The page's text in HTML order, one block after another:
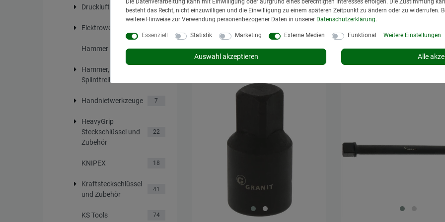
Druckluftwerkzeuge 10
Elektrowerkzeuge
Hammer 30
Hammer, Meißel und
Splinttreiber
Handnietwerkzeuge 7
HeavyGrip
Steckschlüssel und
Zubehör
22
KNIPEX 18
Kraftsteckschlüssel
und Zubehör
41
KS Tools 74
Nm
111,95 € *
Lieferzeit: 1 bis 3 Tage*
In den Warenkorb
16,95 € *
Lieferzeit: 1 bis 3 Tage*
In den Warenkorb
Die Datenverarbeitung kann mit Einwilligung oder aufgrund eines berechtigten Interesses erfolgen. Die Zustimmung
besteht das Recht, nicht einzuwilligen und die Einwilligung zu einem späteren Zeitpunkt zu ändern oder zu widerrufen.
weitere Hinweise zur Verwendung personenbezogener Daten in unserer Daten­schutz­erklärung.
Essenziell Statistik Marketing Externe Medien Funktional Weitere Einstellungen
Alle
Auswahl akzeptieren